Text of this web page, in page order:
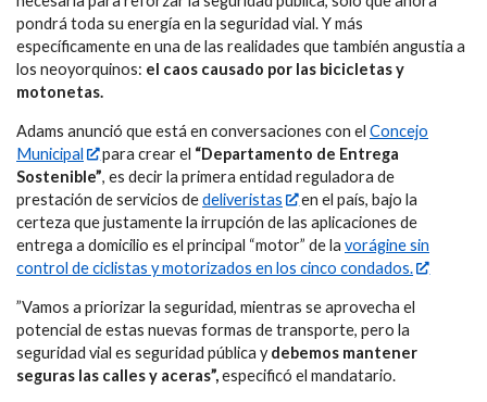
pondrá toda su energía en la seguridad vial. Y más
específicamente en una de las realidades que también angustia a
los neoyorquinos: el caos causado por las bicicletas y
motonetas.
Adams anunció que está en conversaciones con el Concejo
Municipal
para crear el “Departamento de Entrega
Sostenible”, es decir la primera entidad reguladora de
prestación de servicios dedeliveristas
en el país, bajo la
certeza que justamente la irrupción de las aplicaciones de
entrega a domicilio es el principal “motor” de la vorágine sin
control de ciclistas y motorizados en los cinco condados.
”Vamos a priorizar la seguridad, mientras se aprovecha el
potencial de estas nuevas formas de transporte, pero la
seguridad vial es seguridad pública ydebemos mantener
seguras las calles y aceras”,especificó el mandatario.